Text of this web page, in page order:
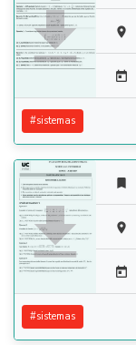
 

#sistemas




#sistemas